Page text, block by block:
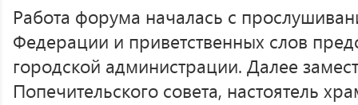
Работа форума началась с
Федерации и приветственных слов
городской администрации. Далее
Попечительского совета, настоятель